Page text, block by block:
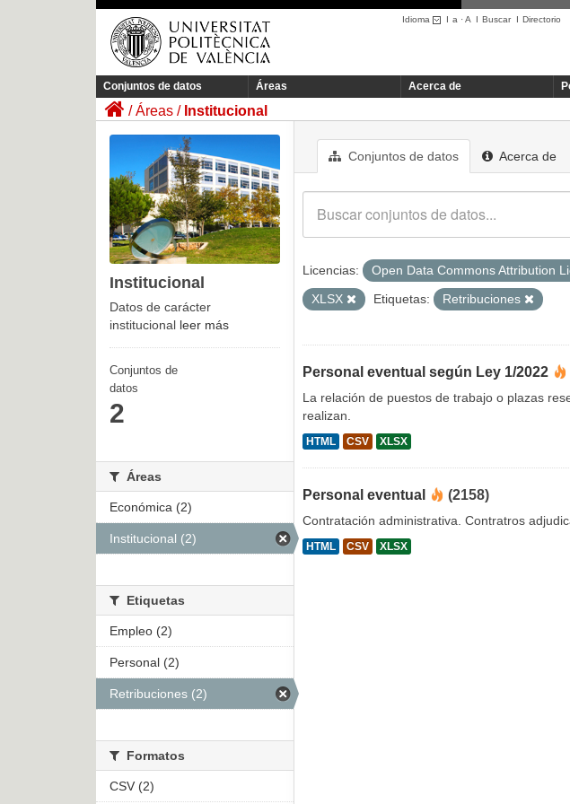
Idioma I a ·A I BuscarI Directorio
Conjuntos de datos Áreas Acerca de
Áreas Institucional
Conjuntos de datos Acerca de
Licencias: Open Data Commons Attribution
XLSX
Etiquetas: Retribuciones
Personal eventual según Ley 1/2022
La relación de puestos de trabajo o plazas
realizan.
HTML CSV XLSX
Personal eventual (2158)
Contratación administrativa. Contratros
HTML CSV XLSX
Institucional
Datos de carácter
institucional leer más
Conjuntos de
datos
2
Áreas
Económica (2)
Institucional (2)
Etiquetas
Empleo (2)
Personal (2)
Retribuciones (2)
Formatos
CSV (2)